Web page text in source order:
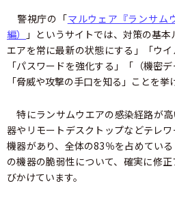
警視庁の「マルウェア『ランサム
編）
」というサイトでは、対策の基
エアを常に最新の状態にする」「ウイ
「パスワードを強化する」「（機密
「脅威や攻撃の手口を知る」ことを挙
特にランサムウエアの感染経路が
器やリモートデスクトップなどテレ
機器があり、全体の83％を占めてい
の機器の脆弱性について、確実に修
びかけています。